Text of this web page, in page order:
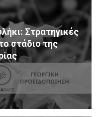
Στρατηγικές
στάδιο της